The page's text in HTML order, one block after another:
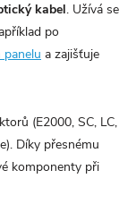
kabel. Užívá se
po
panelu a zajišťuje
(E2000, SC, LC,
Díky přesnému
komponenty při